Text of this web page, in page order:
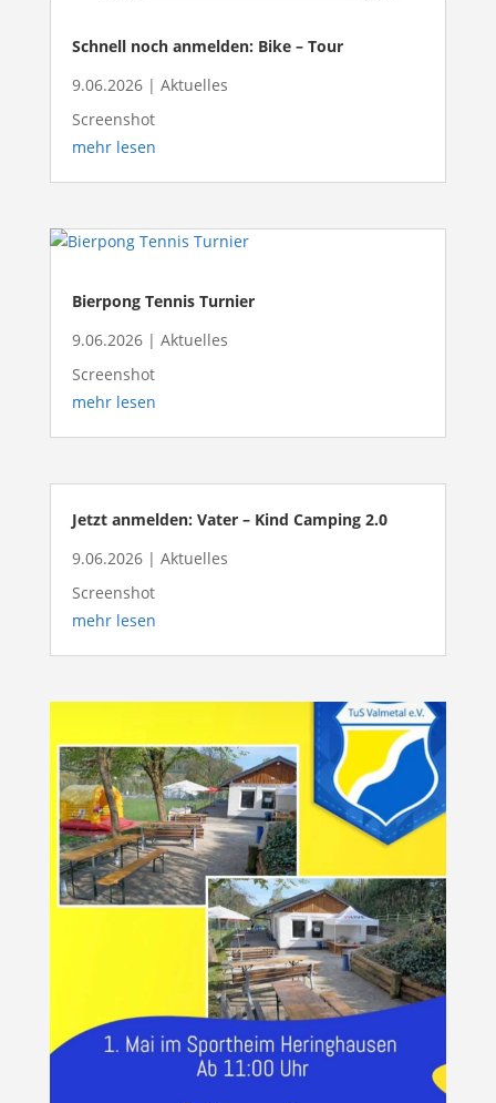
Schnell noch anmelden: Bike – Tour
9.06.2026| Aktuelles
Screenshot
mehr lesen
Bierpong Tennis Turnier
9.06.2026| Aktuelles
Screenshot
mehr lesen
Jetzt anmelden: Vater – Kind Camping 2.0
9.06.2026| Aktuelles
Screenshot
mehr lesen